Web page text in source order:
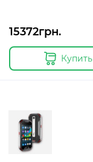
15372грн.
Купить